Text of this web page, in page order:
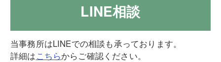
LINE相談
当事務所はLINEでの相談も承っております。
詳細はこちらからご確認ください。